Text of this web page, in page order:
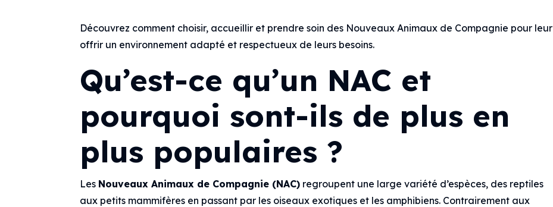
Découvrez comment choisir, accueillir et prendre soin des Nouveaux Animaux de Compagnie pour leur
offrir un environnement adapté et respectueux de leurs besoins.
Qu’est-ce qu’un NAC et
pourquoi sont-ils de plus en
plus populaires ?
Les Nouveaux Animaux de Compagnie (NAC) regroupent une large variété d’espèces, des reptiles
aux petits mammifères en passant par les oiseaux exotiques et les amphibiens. Contrairement aux